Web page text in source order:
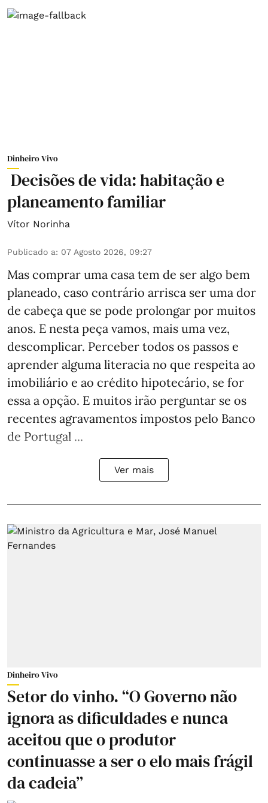
Dinheiro Vivo
Decisões de vida: habitação e
planeamento familiar
Vítor Norinha
Publicado a: 07 Agosto 2026, 09:27
Mas comprar uma casa tem de ser algo bem
planeado, caso contrário arrisca ser uma dor
de cabeça que se pode prolongar por muitos
anos. E nesta peça vamos, mais uma vez,
descomplicar. Perceber todos os passos e
aprender alguma literacia no que respeita ao
imobiliário e ao crédito hipotecário, se for
essa a opção. E muitos irão perguntar se os
recentes agravamentos impostos pelo Banco
de Portugal ...
Ver mais
Dinheiro Vivo
Setor do vinho. “O Governo não
ignora as dificuldades e nunca
aceitou que o produtor
continuasse a ser o elo mais frágil
da cadeia”